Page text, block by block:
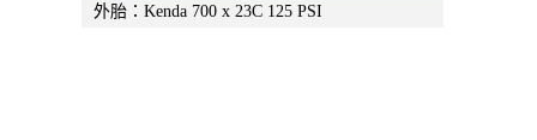
外胎：Kenda 700 x 23C 125 PSI